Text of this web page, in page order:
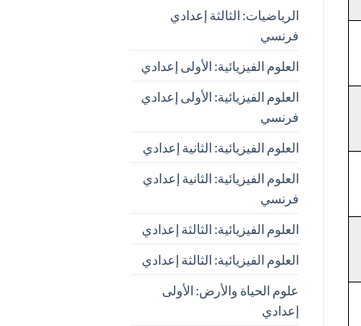
الرياضيات: الثالثة إعدادي
فرنسي
العلوم الفيزيائية: الأولى إعدادي
العلوم الفيزيائية: الأولى إعدادي
فرنسي
العلوم الفيزيائية: الثانية إعدادي
العلوم الفيزيائية: الثانية إعدادي
فرنسي
العلوم الفيزيائية: الثالثة إعدادي
العلوم الفيزيائية: الثالثة إعدادي
علوم الحياة والأرض: الأولى
إعدادي